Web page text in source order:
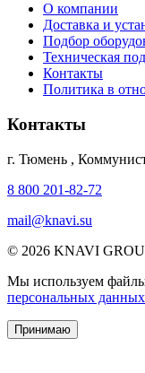
О компании
Доставка и
Подбор
Техническая
Контакты
Политика в
Контакты
г. Тюмень ,
8 800 201-82-72
mail@knavi.su
© 2026 KNAVI
Мы используем файлы
персональных данных
Принимаю